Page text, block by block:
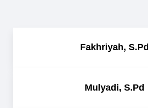
Fakhriyah, S.Pd
Mulyadi, S.Pd